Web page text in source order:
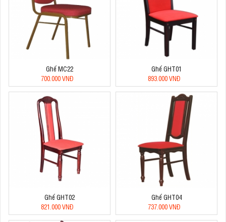
Ghế MC22
700.000 VNĐ
Ghế GHT01
893.000 VNĐ
Ghế GHT02
821.000 VNĐ
Ghế GHT04
737.000 VNĐ